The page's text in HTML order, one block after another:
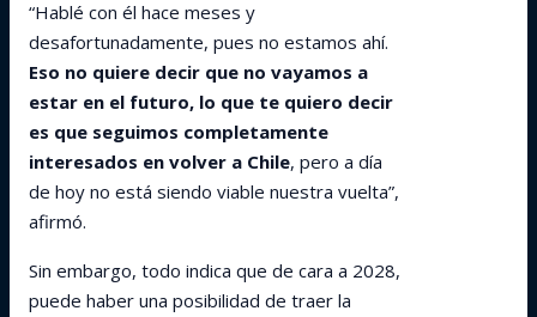
“Hablé con él hace meses y
desafortunadamente, pues no estamos ahí.
Eso no quiere decir que no vayamos a
estar en el futuro, lo que te quiero decir
es que seguimos completamente
interesados en volver a Chile, pero a día
de hoy no está siendo viable nuestra vuelta”,
afirmó.
Sin embargo, todo indica que de cara a 2028,
puede haber una posibilidad de traer la